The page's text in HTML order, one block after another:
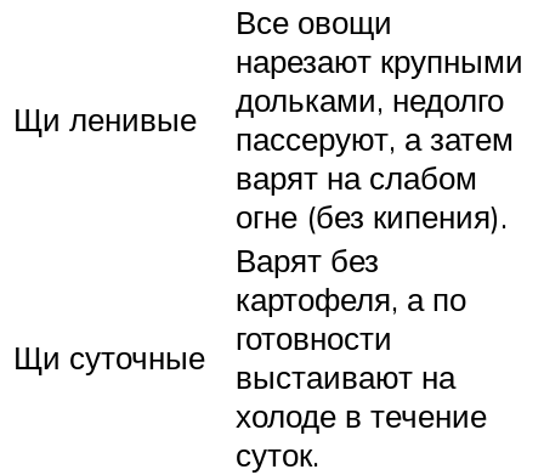
Щи ленивые
Все овощи
нарезают крупными
дольками, недолго
пассеруют, а затем
варят на слабом
огне (без кипения).
Щи суточные
Варят без
картофеля, а по
готовности
выстаивают на
холоде в течение
суток.